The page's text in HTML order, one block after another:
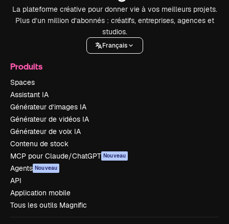
La plateforme créative pour donner vie à vos meilleurs projets.
Plus d’un million d’abonnés : créatifs, entreprises, agences et
studios.
Français
Produits
Spaces
Assistant IA
Générateur d’images IA
Générateur de vidéos IA
Générateur de voix IA
Contenu de stock
MCP pour Claude/ChatGPT Nouveau
Agents Nouveau
API
Application mobile
Tous les outils Magnific